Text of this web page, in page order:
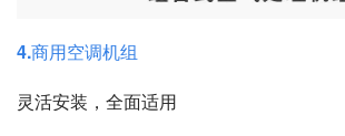
4.商用空调机组
灵活安装，全面适用